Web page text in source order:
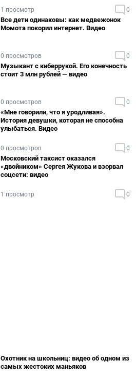
1 просмотр 0
Все дети одинаковы: как медвежонок
Момота покорил интернет. Видео
0 просмотров 0
Музыкант с киберрукой. Его конечность
стоит 3 млн рублей — видео
0 просмотров 0
«Мне говорили, что я уродливая».
История девушки, которая не способна
улыбаться. Видео
0 просмотров 0
Московский таксист оказался
«двойником» Сергея Жукова и взорвал
соцсети: видео
1 просмотр 0
Охотник на школьниц: видео об одном из
самых жестоких маньяков